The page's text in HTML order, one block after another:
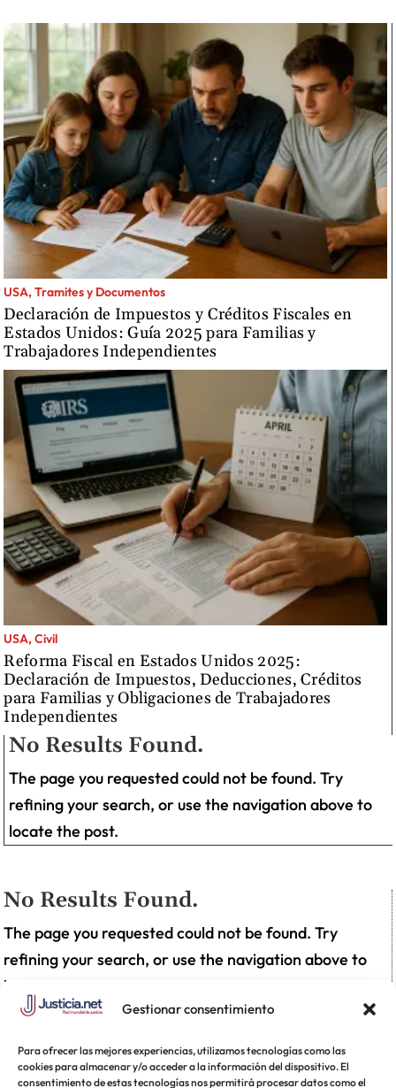
Gestionar consentimiento
Para ofrecer las mejores experiencias, utilizamos tecnologías como las
cookies para almacenar y/o acceder a la información del dispositivo. El
consentimiento de estas tecnologías nos permitirá procesar datos como el
Declaración de Impuestos y Créditos Fiscales en
Estados Unidos: Guía 2025 para Familias y
Trabajadores Independientes
USA, Tramites y Documentos
Reforma Fiscal en Estados Unidos 2025:
Declaración de Impuestos, Deducciones, Créditos
para Familias y Obligaciones de Trabajadores
Independientes
USA, Civil
No Results Found.
The page you requested could not be found. Try
refining your search, or use the navigation above to
locate the post.
No Results Found.
The page you requested could not be found. Try
refining your search, or use the navigation above to
locate the post.